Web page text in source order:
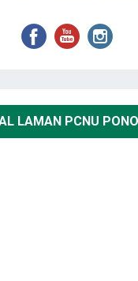
LAMAN PCNU